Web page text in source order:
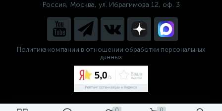
Россия, Москва, ул. Ибрагимова 12, оф. 3
Политика компании в отношении обработки персональных
данных